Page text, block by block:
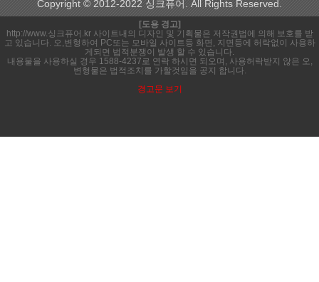
Copyright © 2012-2022 싱크퓨어. All Rights Reserved.
[도용 경고]
http://www.싱크퓨어.kr 사이트내의 디자인 및 기획물은 저작권법에 의해 보호를 받
고 있습니다. 오,변형하여 PC또는 모바일 사이트등 화면, 지면등에 허락없이 사용하
게되면 법적분쟁이 발생 할 수 있습니다.
내용물을 사용하실 경우 1588-4237로 연락 하시면 되오며, 사용허락받지 않은 오,
변형물은 법적조치를 가할것임을 공지 합니다.
경고문 보기